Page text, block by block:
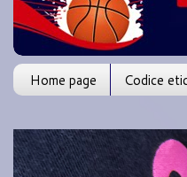
Home page Codice